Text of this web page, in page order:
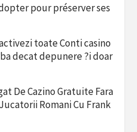
pour préserver ses
toate Conti casino
decat depunere ?i doar
De Cazino Gratuite Fara
Romani Cu Frank